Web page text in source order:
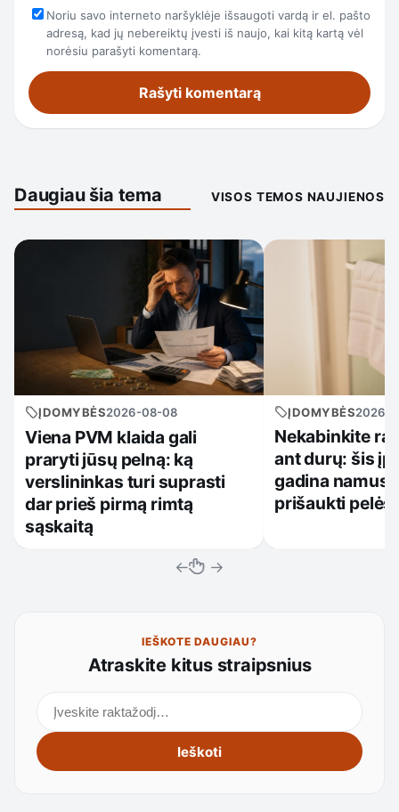
Noriu savo interneto naršyklėje išsaugoti vardą ir el. pašto
adresą, kad jų nebereiktų įvesti iš naujo, kai kitą kartą vėl
norėsiu parašyti komentarą.
Daugiau šia tema VISOS TEMOS NAUJIENOS
ĮDOMYBĖS2026-08-08
Viena PVM klaida gali
praryti jūsų pelną: ką
verslininkas turi suprasti
dar prieš pirmą rimtą
sąskaitą
ĮDOMYBĖS2026-
Nekabinkite
ant durų: šis
gadina namus
prišaukti
← →
IEŠKOTE DAUGIAU?
Atraskite kitus straipsnius
Ieškoti